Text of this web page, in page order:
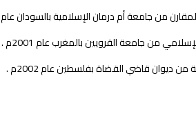
جامعة أم درمان الإسلامية بالسودان عام1996 م. بتقدير جيد جدا .
القرويين بالمغرب عام 2001م . بتقدير مشرف جدا (ممتاز) .
من ديوان قاضي القضاة بفلسطين عام 2002م .